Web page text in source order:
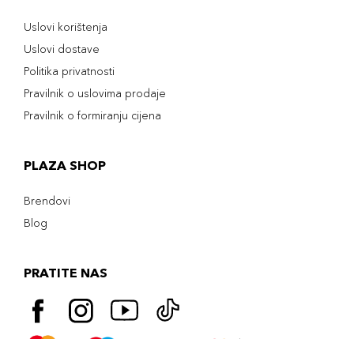
Uslovi korištenja
Uslovi dostave
Politika privatnosti
Pravilnik o uslovima prodaje
Pravilnik o formiranju cijena
PLAZA SHOP
Brendovi
Blog
PRATITE NAS